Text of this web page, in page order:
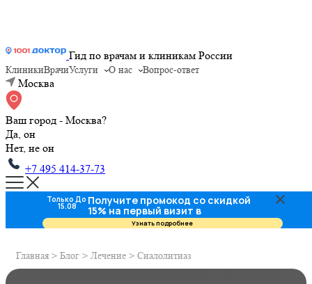
Гид по врачам и клиникам России
КлиникиВрачиУслуги О нас Вопрос-ответ
Москва
Ваш город - Москва?
Да, он
Нет, не он
+7 495 414-37-73
Главная > Блог > Лечение > Сиалолитиаз
Только До
15.08 Получите промокод со скидкой
15% на первый визит в
стоматологию
Узнать подробнее